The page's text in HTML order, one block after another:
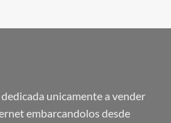
unicamente a vender
embarcandolos desde